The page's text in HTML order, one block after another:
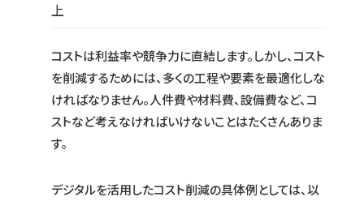
上
コストは利益率や競争力に直結します。しかし、コスト
を削減するためには、多くの工程や要素を最適化しな
ければなりません。人件費や材料費、設備費など、コ
ストなど考えなければいけないことはたくさんありま
す。
デジタルを活用したコスト削減の具体例としては、以